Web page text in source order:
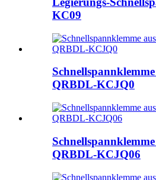
KC09
QRBDL-KCJQ0
QRBDL-KCJQ06